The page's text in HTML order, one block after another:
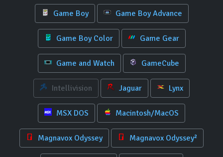
Game Boy Game Boy Advance
Game Boy Color Game Gear
Game and Watch GameCube
Intellivision Jaguar Lynx
MSX DOS Macintosh/MacOS
Magnavox Odyssey Magnavox Odyssey²